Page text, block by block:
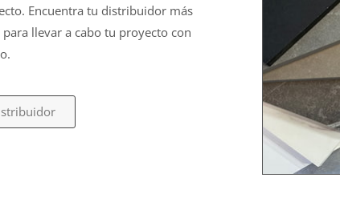
Encuentra tu distribuidor más
llevar a cabo tu proyecto con